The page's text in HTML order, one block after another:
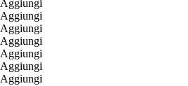
Aggiungi
Aggiungi
Aggiungi
Aggiungi
Aggiungi
Aggiungi
Aggiungi